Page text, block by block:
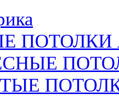
ПОТОЛКИ